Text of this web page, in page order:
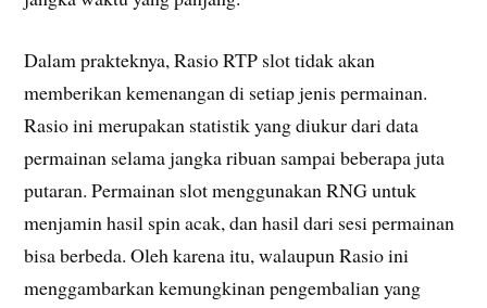
Dalam prakteknya, Rasio RTP slot tidak akan
memberikan kemenangan di setiap jenis permainan.
Rasio ini merupakan statistik yang diukur dari data
permainan selama jangka ribuan sampai beberapa juta
putaran. Permainan slot menggunakan RNG untuk
menjamin hasil spin acak, dan hasil dari sesi permainan
bisa berbeda. Oleh karena itu, walaupun Rasio ini
menggambarkan kemungkinan pengembalian yang